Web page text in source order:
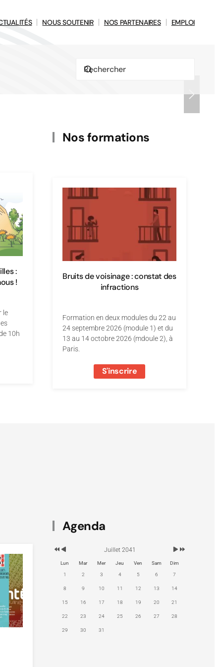
NOUS SOUTENIR NOS PARTENAIRES EMPLOI
:
!
le
10h
Nos formations
Bruits de voisinage : constat des
infractions
Formation en deux modules du 22 au
24 septembre 2026 (module 1) et du
13 au 14 octobre 2026 (mdoule 2), à
Paris.
S'inscrire
Agenda
précédenteprécédent
suivante
suivant
Juillet 2041
Lun Mar Mer Jeu Ven Sam Dim
1 2 3 4 5 6 7
8 9 10 11 12 13 14
15 16 17 18 19 20 21
22 23 24 25 26 27 28
29 30 31